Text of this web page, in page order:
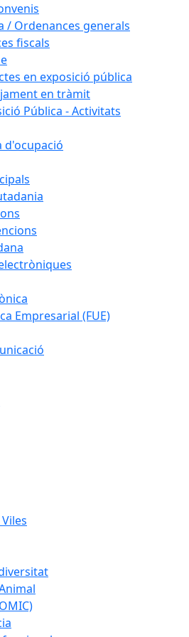
/ Ordenances generals
fiscals
en exposició pública
en tràmit
Pública - Activitats
d'ocupació
Empresarial (FUE)